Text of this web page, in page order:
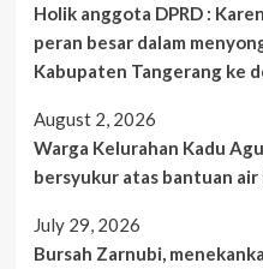
Holik anggota DPRD :
peran besar dalam
Kabupaten Tangerang ke
August 2, 2026
Warga Kelurahan Kadu
bersyukur atas bantuan air
July 29, 2026
Bursah Zarnubi,